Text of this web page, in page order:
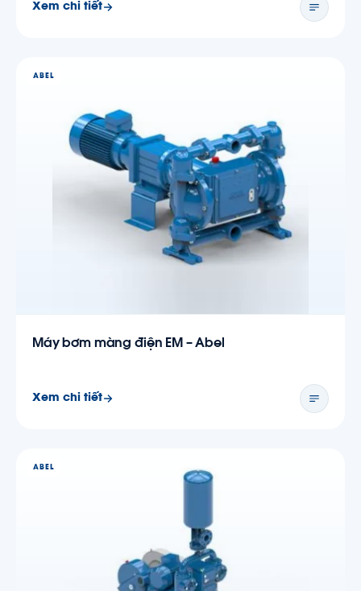
Xem chi tiết
ABEL
Máy bơm màng điện EM – Abel
Xem chi tiết
ABEL